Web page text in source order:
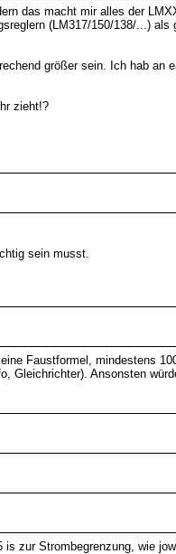
das macht mir alles der
(LM317/150/138/...)
größer sein. Ich hab an
zieht!?
sein musst.
Faustformel, mindestens
Gleichrichter). Ansonsten
zur Strombegrenzung, wie